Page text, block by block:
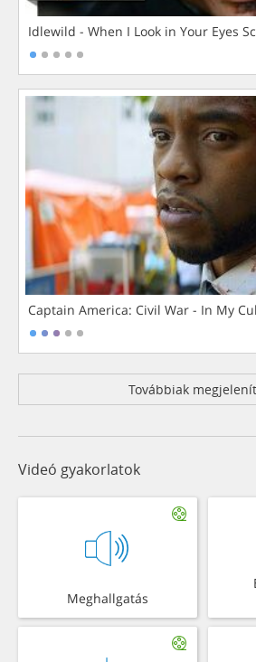
Idlewild - When I Look in Your Eyes
Captain America: Civil War - In My
Továbbiak
Videó gyakorlatok
Meghallgatás